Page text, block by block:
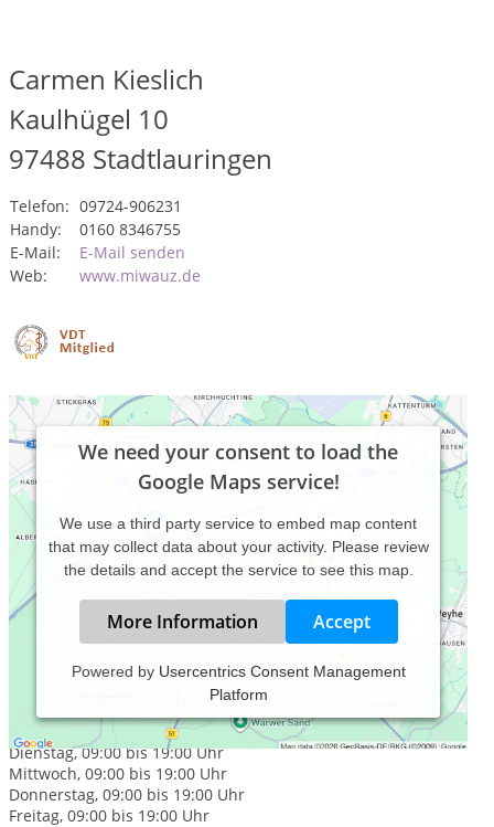
Carmen Kieslich
Kaulhügel 10
97488 Stadtlauringen
Telefon: 09724-906231
Handy:
0160 8346755
E-Mail:
E-Mail senden
Web:
www.miwauz.de
We need your consent to load the
Google Maps service!
We use a third party service to embed map content
that may collect data about your activity. Please review
the details and accept the service to see this map.
More Information Accept
Powered by Usercentrics Consent Management
Platform
Montag, 09:00 bis 19:00 Uhr
Dienstag, 09:00 bis 19:00 Uhr
Mittwoch, 09:00 bis 19:00 Uhr
Donnerstag, 09:00 bis 19:00 Uhr
Freitag, 09:00 bis 19:00 Uhr